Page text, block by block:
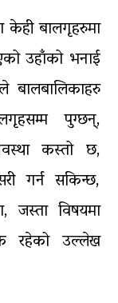
केही बालगृहरुमा
उहाँको भनाई
बालबालिकाहरु
पुग्छन्,
कस्तो छ,
गर्न सकिन्छ,
जस्ता विषयमा
रहेको उल्लेख